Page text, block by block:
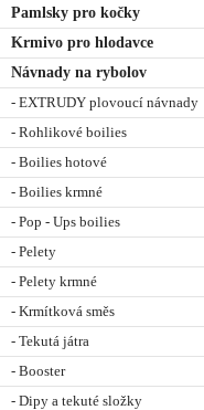
Pamlsky pro kočky
Krmivo pro hlodavce
Návnady na rybolov
- EXTRUDY plovoucí návnady
- Rohlikové boilies
- Boilies hotové
- Boilies krmné
- Pop - Ups boilies
- Pelety
- Pelety krmné
- Krmítková směs
- Tekutá játra
- Booster
- Dipy a tekuté složky